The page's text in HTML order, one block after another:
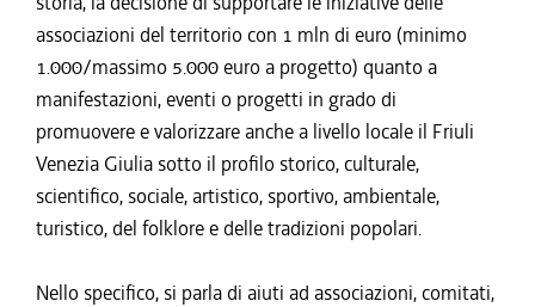
associazioni del territorio con 1 mln di euro (minimo
1.000/massimo 5.000 euro a progetto) quanto a
manifestazioni, eventi o progetti in grado di
promuovere e valorizzare anche a livello locale il Friuli
Venezia Giulia sotto il profilo storico, culturale,
scientifico, sociale, artistico, sportivo, ambientale,
turistico, del folklore e delle tradizioni popolari.
Nello specifico, si parla di aiuti ad associazioni, comitati,